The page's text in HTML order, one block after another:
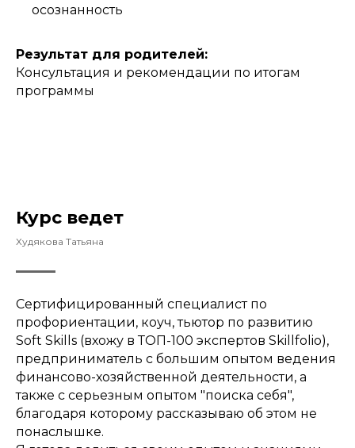
осознанность
Результат для родителей:
Консультация и рекомендации по итогам
программы
Курс ведет
Худякова Татьяна
Сертифицированный специалист по
профориентации, коуч, тьютор по развитию
Soft Skills (вхожу в ТОП-100 экспертов Skillfolio),
предприниматель с большим опытом ведения
финансово-хозяйственной деятельности, а
также с серьезным опытом "поиска себя",
благодаря которому рассказываю об этом не
понаслышке.